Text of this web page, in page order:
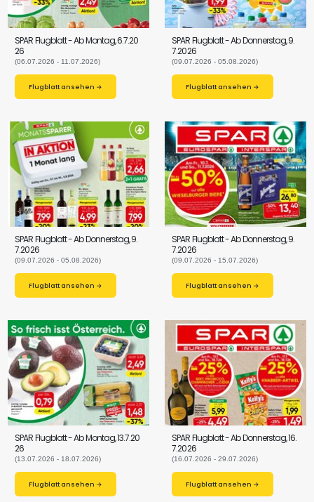
SPAR Flugblatt - Ab Montag, 6.7.20
26
(06.07.2026 - 11.07.2026)
Flugblatt ansehen →
SPAR Flugblatt - Ab Donnerstag, 9.
7.2026
(09.07.2026 - 05.08.2026)
Flugblatt ansehen →
SPAR Flugblatt - Ab Donnerstag, 9.
7.2026
(09.07.2026 - 05.08.2026)
Flugblatt ansehen →
SPAR Flugblatt - Ab Donnerstag, 9.
7.2026
(09.07.2026 - 15.07.2026)
Flugblatt ansehen →
SPAR Flugblatt - Ab Montag, 13.7.20
26
(13.07.2026 - 18.07.2026)
Flugblatt ansehen →
SPAR Flugblatt - Ab Donnerstag, 16.
7.2026
(16.07.2026 - 29.07.2026)
Flugblatt ansehen →